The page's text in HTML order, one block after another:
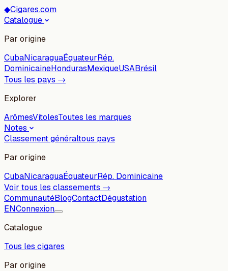
◆Cigares.com
Catalogue
Par origine
CubaNicaraguaÉquateurRép.
DominicaineHondurasMexiqueUSABrésil
Tous les pays →
Explorer
ArômesVitolesToutes les marques
Notes
Classement généraltous pays
Par origine
CubaNicaraguaÉquateurRép. Dominicaine
Voir tous les classements →
CommunautéBlogContactDégustation
ENConnexion
Catalogue
Tous les cigares
Par origine